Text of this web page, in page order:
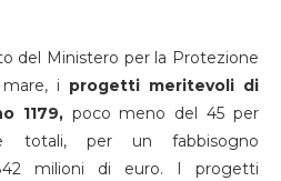
del Ministero per la Protezione
i progetti meritevoli di
1179,poco meno del 45 per
totali, per un fabbisogno
milioni di euro. I progetti